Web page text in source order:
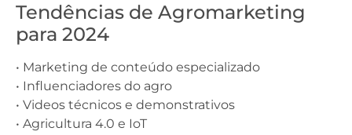
Tendências de Agromarketing
para 2024
• Marketing de conteúdo especializado
• Influenciadores do agro
• Videos técnicos e demonstrativos
• Agricultura 4.0 e IoT